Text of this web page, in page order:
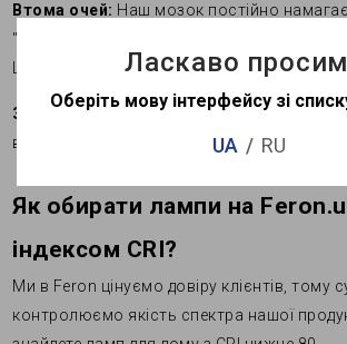
Втома очей: Наш мозок постійно
"добудувати" правильний спектр, якого не
Це призводить до швидшої втоми очей та
Зовнішній вигляд:Макіяж, нанесений
вулиці буде виглядати зовсім інакше.
Як обирати лампи на
індексом CRI?
Ми в Feron цінуємо довіру клієнтів, тому
контролюємо якість спектра нашої
Ласкаво
Оберіть мову інтерфейсу зі
UA RU